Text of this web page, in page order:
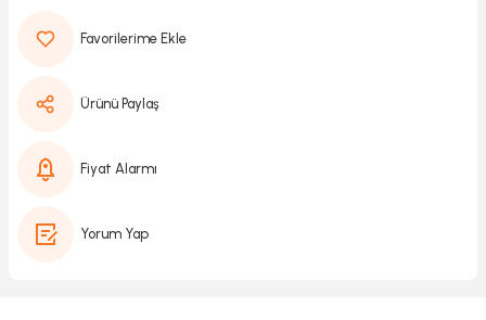
Ürünü Paylaş
Fiyat Alarmı
Yorum Yap